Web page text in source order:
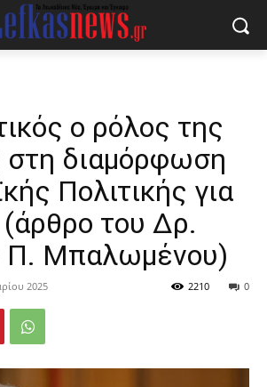
ο ρόλος της
στη διαμόρφωση
Πολιτικής για
(άρθρο του Δρ.
Π. Μπαλωμένου)
2025 0
2210